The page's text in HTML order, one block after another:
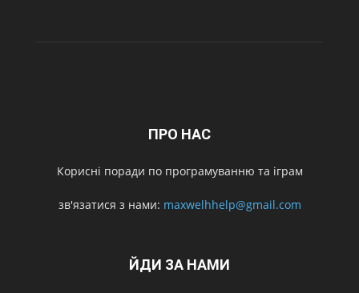
ПРО НАС
Корисні поради по програмуванню та іграм
зв'язатися з нами: maxwelhhelp@gmail.com
ЙДИ ЗА НАМИ